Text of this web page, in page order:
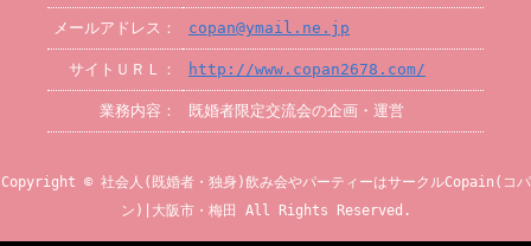
メールアドレス： copan@ymail.ne.jp
サイトＵＲＬ： http://www.copan2678.com/
業務内容： 既婚者限定交流会の企画・運営
Copyright © 社会人(既婚者・独身)飲み会やパーティーはサークルCopain(コパ
ン)|大阪市・梅田 All Rights Reserved.